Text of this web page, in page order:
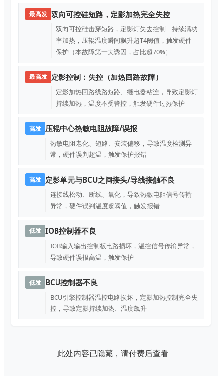
最高发 双向可控硅短路，定影加热完全失控
双向可控硅击穿短路，定影灯失去控制、持续满功
率加热，压辊温度瞬间飙升超T4阈值，触发硬件
保护（本故障第一大诱因，占比超70%）
最高发 定影控制：失控（加热回路故障）
定影加热回路线路短路、继电器粘连，导致定影灯
持续加热，温度不受管控，触发硬件过热保护
高发 压辊中心热敏电阻故障/误报
热敏电阻老化、短路、安装偏移，导致温度检测异
常，硬件误判超温，触发保护报错
高发 定影单元与BCU之间接头/导线接触不良
连接线松动、断线、氧化，导致热敏电阻信号传输
异常，硬件误判温度超阈值，触发报错
低发 IOB控制器不良
IOB输入输出控制板电路损坏，温控信号传输异常，
导致硬件误报高温，触发保护
低发 BCU控制器不良
BCU引擎控制器温控电路损坏，定影加热控制完全失
控，导致定影持续加热、温度飙升
此处内容已隐藏，请付费后查看